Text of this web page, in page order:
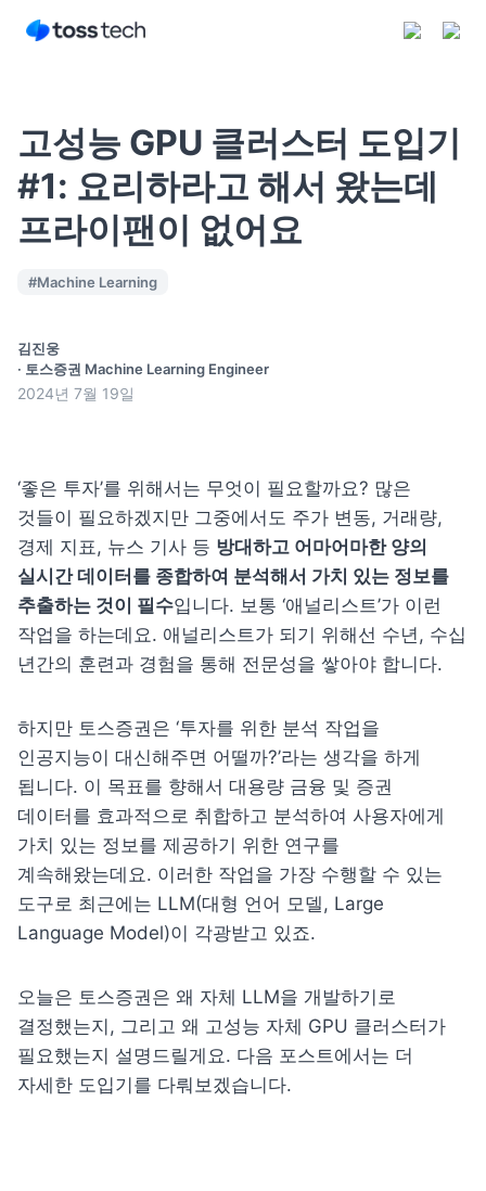
구독하기
고성능 GPU 클러스터 도입기
#1: 요리하라고 해서 왔는데
프라이팬이 없어요
#Machine Learning
김진웅
· 토스증권 Machine Learning Engineer
2024년 7월 19일
‘좋은 투자’를 위해서는 무엇이 필요할까요? 많은
것들이 필요하겠지만 그중에서도 주가 변동, 거래량,
경제 지표, 뉴스 기사 등 방대하고 어마어마한 양의
실시간 데이터를 종합하여 분석해서 가치 있는 정보를
추출하는 것이 필수입니다. 보통 ‘애널리스트’가 이런
작업을 하는데요. 애널리스트가 되기 위해선 수년, 수십
년간의 훈련과 경험을 통해 전문성을 쌓아야 합니다.
하지만 토스증권은 ‘투자를 위한 분석 작업을
인공지능이 대신해주면 어떨까?’라는 생각을 하게
됩니다. 이 목표를 향해서 대용량 금융 및 증권
데이터를 효과적으로 취합하고 분석하여 사용자에게
가치 있는 정보를 제공하기 위한 연구를
계속해왔는데요. 이러한 작업을 가장 수행할 수 있는
도구로 최근에는 LLM(대형 언어 모델, Large
Language Model)이 각광받고 있죠.
오늘은 토스증권은 왜 자체 LLM을 개발하기로
결정했는지, 그리고 왜 고성능 자체 GPU 클러스터가
필요했는지 설명드릴게요. 다음 포스트에서는 더
자세한 도입기를 다뤄보겠습니다.